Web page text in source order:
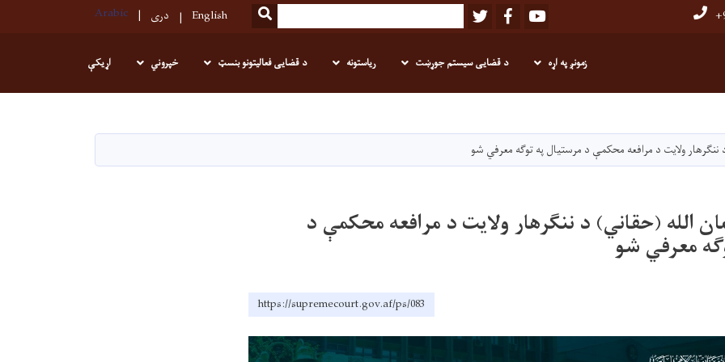
دانګل
Youtube
Facebook
Twitter
Search
SEARCH
English دری Arabic
زمونږ په اړه د قضایی سیستم جوړښت ریاستونه د قضایی فعالیتونو بنسټ خپروني اړیکې
ولايت د مرافعه محکمې د مرستيال په توګه معرفي شو
الله (حقاني) د ننګرهار ولايت د مرافعه محکمې د
معرفي شو
https://supremecourt.gov.af/ps/083